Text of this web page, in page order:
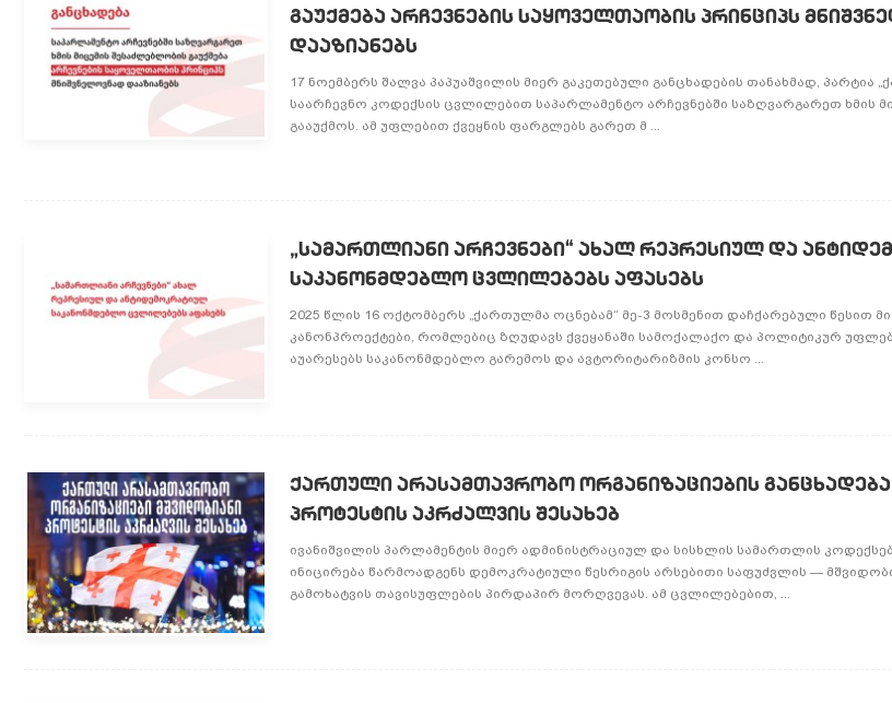
გაუქმება არჩევნების საყოველთაობის პრინციპს
დააზიანებს
17 ნოემბერს შალვა პაპუაშვილის მიერ გაკეთებული განცხადების თანახმად, პარტია
საარჩევნო კოდექსის ცვლილებით საპარლამენტო არჩევნებში საზღვარგარეთ ხმის
გააუქმოს. ამ უფლებით ქვეყნის ფარგლებს გარეთ მ ...
„სამართლიანი არჩევნები“ ახალ რეპრესიულ და
საკანონმდებლო ცვლილებებს აფასებს
2025 წლის 16 ოქტომბერს „ქართულმა ოცნებამ“ მე-3 მოსმენით დაჩქარებული წესით
კანონპროექტები, რომლებიც ზღუდავს ქვეყანაში სამოქალაქო და პოლიტიკურ
აუარესებს საკანონმდებლო გარემოს და ავტორიტარიზმის კონსო ...
ქართული არასამთავრობო ორგანიზაციების
პროტესტის აკრძალვის შესახებ
ივანიშვილის პარლამენტის მიერ ადმინისტრაციულ და სისხლის სამართლის
ინიცირება წარმოადგენს დემოკრატიული წესრიგის არსებითი საფუძვლის —
გამოხატვის თავისუფლების პირდაპირ მორღვევას. ამ ცვლილებებით, ...